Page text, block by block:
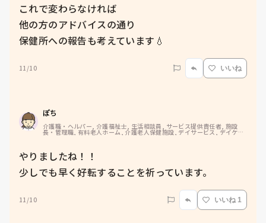
これで変わらなければ
他の方のアドバイスの通り
保健所への報告も考えています💧
11/10 いいね
ぽち
介護職・ヘルパー, 介護福祉士, 生活相談員, サービス提供責任者, 施設
長・管理職, 有料老人ホーム, 介護老人保健施設, デイサービス, デイケ
ア・通所リハ, 訪問介護, 介護事務, ユニット型特養, 障害福祉関連, 小規
やりましたね！！
少しでも早く好転することを祈っています。
11/10 いいね 1